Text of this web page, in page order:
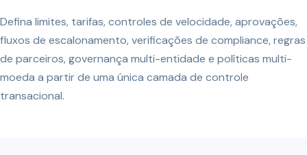
Defina limites, tarifas, controles de velocidade, aprovações,
fluxos de escalonamento, verificações de compliance, regras
de parceiros, governança multi-entidade e políticas multi-
moeda a partir de uma única camada de controle
transacional.